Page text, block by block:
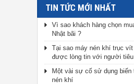
TIN TỨC MỚI NHẤT
Vì sao khách hàng chọn
Nhật bãi ?
Tại sao máy nén khí trục
được lòng tin với người tiêu
Một vài sự cố sử dụng biến
nén khí